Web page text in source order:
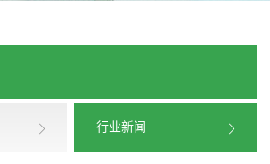
行业新闻